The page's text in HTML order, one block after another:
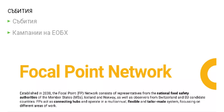
СЪБИТИЯ
Събития
Кампании на ЕОБХ